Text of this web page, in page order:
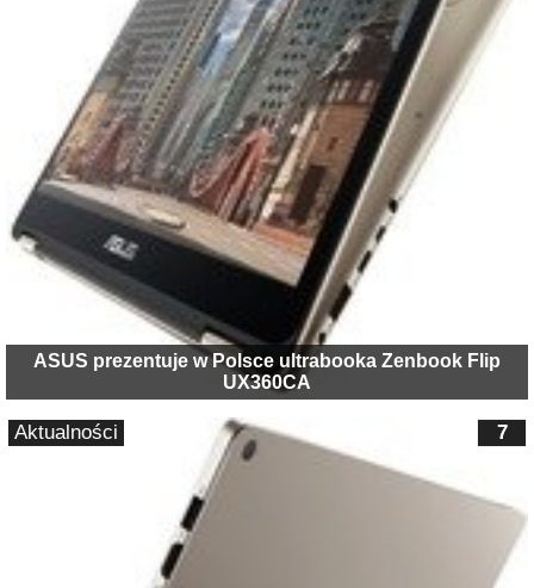
ASUS prezentuje w Polsce ultrabooka Zenbook Flip
UX360CA
7
Aktualności